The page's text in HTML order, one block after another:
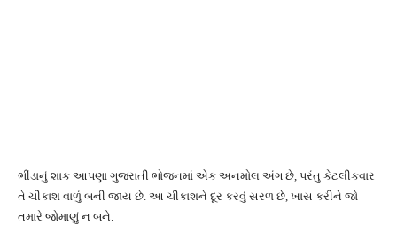
ભીંડાનું શાક આપણા ગુજરાતી ભોજનમાં એક અનમોલ અંગ છે, પરંતુ કેટલીકવાર
તે ચીકાશ વાળું બની જાય છે. આ ચીકાશને દૂર કરવું સરળ છે, ખાસ કરીને જો
તમારે જોમાણું ન બને.